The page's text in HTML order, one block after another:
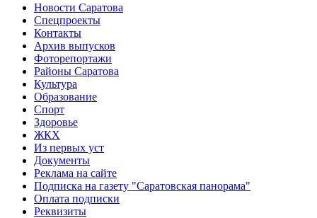
Новости Саратова
Спецпроекты
Контакты
Архив выпусков
Фоторепортажи
Районы Саратова
Культура
Образование
Спорт
Здоровье
ЖКХ
Из пеpвых уст
Документы
Реклама на сайте
Подписка на газету "Саратовская панорама"
Оплата подписки
Реквизиты